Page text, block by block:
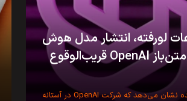
لورفته، انتشار مدل هوش
مصنوعی متن‌باز OpenAI قریب‌الوقوع
شواهد فاش‌شده نشان می‌دهد که شرکت OpenAI در آستانه